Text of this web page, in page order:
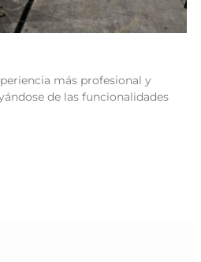
más profesional y
de las funcionalidades